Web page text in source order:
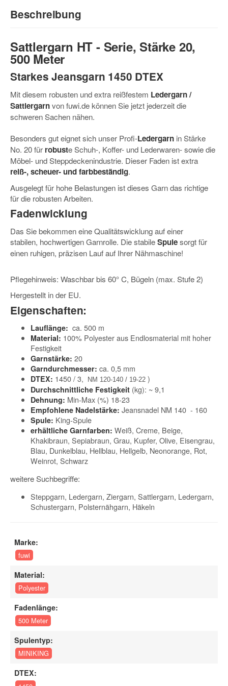
Beschreibung
Sattlergarn HT - Serie, Stärke 20,
500 Meter
Starkes Jeansgarn 1450 DTEX
Mit diesem robusten und extra reißfestem Ledergarn /
Sattlergarnvon fuwi.de können Sie jetzt jederzeit die
schweren Sachen nähen.
Besonders gut eignet sich unser Profi-Ledergarn in Stärke
No. 20 für robusteSchuh-, Koffer- und Lederwaren- sowie die
Möbel- und Steppdeckenindustrie. Dieser Faden ist extra
reiß-, scheuer- und farbbeständig.
Ausgelegt für hohe Belastungen ist dieses Garn das richtige
für die robusten Arbeiten.
Fadenwicklung
Das Sie bekommen eine Qualitätswicklung auf einer
stabilen, hochwertigen Garnrolle. Die stabileSpulesorgt für
einen ruhigen, präzisen Lauf auf Ihrer Nähmaschine!
Pflegehinweis: Waschbar bis 60° C, Bügeln (max. Stufe 2)
Hergestellt in der EU.
Eigenschaften:
Lauflänge: ca. 500 m
Material: 100% Polyester aus Endlosmaterial mit hoher
Festigkeit
Garnstärke: 20
Garndurchmesser: ca. 0,5 mm
DTEX: 1450 / 3, NM 120-140 / 19-22 )
Durchschnittliche Festigkeit (kg): ~ 9,1
Dehnung: Min-Max (%) 18-23
Empfohlene Nadelstärke: Jeansnadel NM 140 - 160
Spule: King-Spule
erhältliche Garnfarben: Weiß, Creme, Beige,
Khakibraun, Sepiabraun, Grau, Kupfer, Olive, Eisengrau,
Blau, Dunkelblau, Hellblau, Hellgelb, Neonorange, Rot,
Weinrot, Schwarz
weitere Suchbegriffe:
Steppgarn, Ledergarn, Ziergarn, Sattlergarn, Ledergarn,
Schustergarn, Polsternähgarn, Häkeln
Marke:
fuwi
Material:
Polyester
Fadenlänge:
500 Meter
Spulentyp:
MINIKING
DTEX: